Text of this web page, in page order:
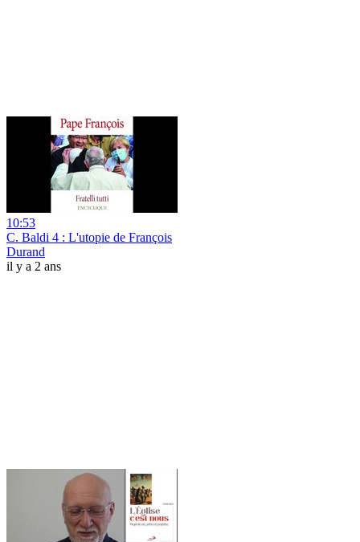
10:53
C. Baldi 4 : L'utopie de François
Durand
il y a 2 ans